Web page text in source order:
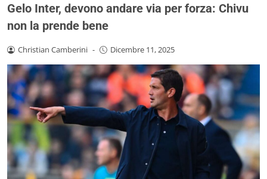
Gelo Inter, devono andare via per forza: Chivu
non la prende bene
Christian Camberini - Dicembre 11, 2025